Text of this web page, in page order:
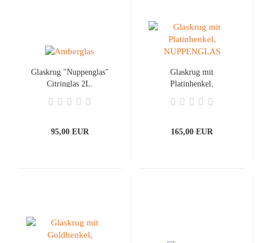
Glaskrug "Nuppenglas"
Citringlas 2L.
95,00 EUR
Glaskrug mit
Platinhenkel,
165,00 EUR